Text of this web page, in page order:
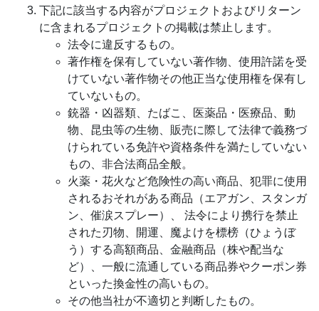
下記に該当する内容がプロジェクトおよびリターン
に含まれるプロジェクトの掲載は禁止します。
法令に違反するもの。
著作権を保有していない著作物、使用許諾を受
けていない著作物その他正当な使用権を保有し
ていないもの。
銃器・凶器類、たばこ、医薬品・医療品、動
物、昆虫等の生物、販売に際して法律で義務づ
けられている免許や資格条件を満たしていない
もの、非合法商品全般。
火薬・花火など危険性の高い商品、犯罪に使用
されるおそれがある商品（エアガン、スタンガ
ン、催涙スプレー）、 法令により携行を禁止
された刃物、開運、魔よけを標榜（ひょうぼ
う）する高額商品、金融商品（株や配当な
ど）、一般に流通している商品券やクーポン券
といった換金性の高いもの。
その他当社が不適切と判断したもの。